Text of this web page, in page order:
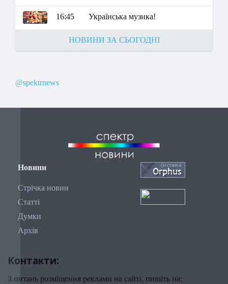
16:45 Українська музика!
НОВИНИ ЗА СЬОГОДНІ
@spektrnews
Новини
Стрічка новин
Статті
Думки
Архів
Контакти:
З питань розміщення реклами на сайті, пишіть на: